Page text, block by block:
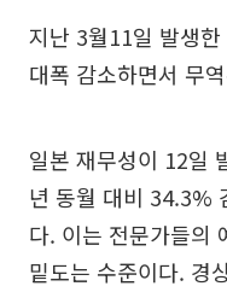
지난 3월11일 발생
대폭 감소하면서 무
일본 재무성이 12일
년 동월 대비 34.3%
다. 이는 전문가들의
밑도는 수준이다. 경